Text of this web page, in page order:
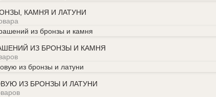
КАМНЯ И ЛАТУНИ
ИЗ БРОНЗЫ И КАМНЯ
из бронзы и камня
ИЗ БРОНЗЫ И ЛАТУНИ
из бронзы и латуни